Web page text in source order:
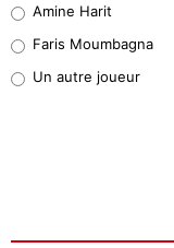
1%
9%
Amine Harit
Faris Moumbagna
Un autre joueur